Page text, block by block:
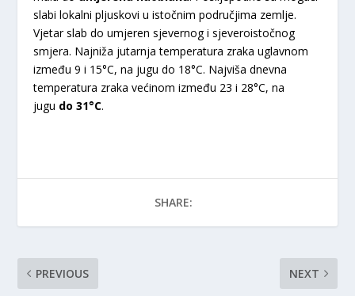
slabi lokalni pljuskovi u istočnim područjima zemlje.
Vjetar slab do umjeren sjevernog i sjeveroistočnog
smjera. Najniža jutarnja temperatura zraka uglavnom
između 9 i 15°C, na jugu do 18°C. Najviša dnevna
temperatura zraka većinom između 23 i 28°C, na
jugu do 31°C.
SHARE:
PREVIOUS NEXT